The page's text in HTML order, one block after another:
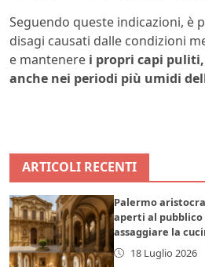
Seguendo queste indicazioni, è
disagi causati dalle condizioni
e mantenere i propri capi
anche nei periodi più umidi
ARTICOLI RECENTI
Palermo
aperti al pubblico
assaggiare la
18 Luglio 2026